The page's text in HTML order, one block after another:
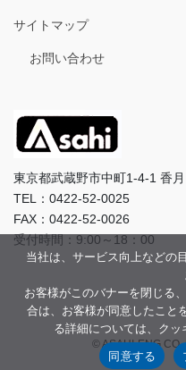
サイトマップ
お問い合わせ
東京都武蔵野市中町1-4-1 香
TEL：0422-52-0025
FAX：0422-52-0026
受付時間：9:00～18：00
© ASAHI-ENG
当社は、サービス向上などの
お客様がこのバナーを閉じる
合は、お客様が同意したこと
る詳細については、ク
同意する